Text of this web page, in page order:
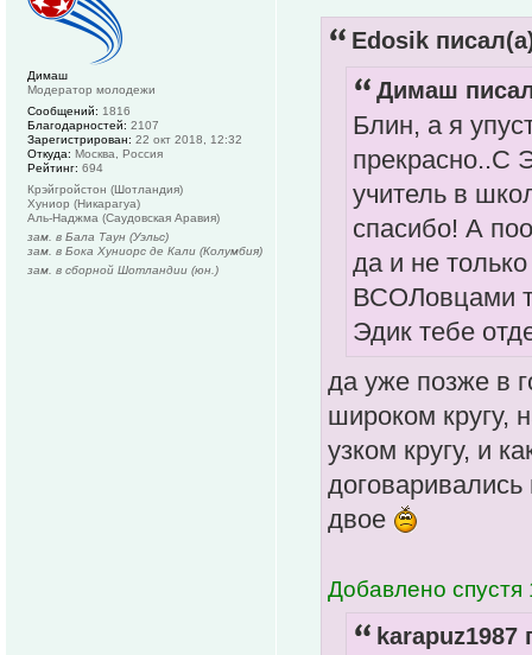
Edosik
Димаш
Блин, а я
прекрасно..С
учитель в
спасибо! А
да и не
ВСОЛовцами
Эдик тебе
да уже позже в
широком кругу,
узком кругу, и
двое
Добавлено спустя
karapuz1987
Димаш
Модератор молодежи
Сообщений: 1816
Благодарностей: 2107
Зарегистрирован: 22 окт 2018, 12:32
Откуда: Москва, Россия
Рейтинг: 694
Крэйгройстон (Шотландия)
Хуниор (Никарагуа)
Аль-Наджма (Саудовская Аравия)
зам. в Бала Таун (Уэльс)
зам. в Бока Хуниорс де Кали (Колумбия)
зам. в сборной Шотландии (юн.)